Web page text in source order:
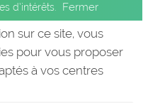
Les balades
Les espèces
d’intérêts.
Fermer
sur ce site, vous
pour vous proposer
à vos centres